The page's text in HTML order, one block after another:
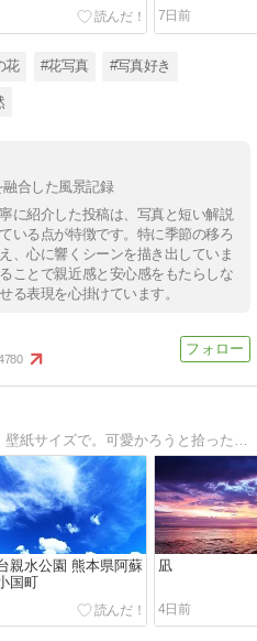
7日前
花 #花写真 #写真好き
合した風景記録
に紹介した投稿は、写真と短い解説
いる点が特徴です。特に季節の移ろ
、心に響くシーンを描き出していま
ことで親近感と安心感をもたらしな
る表現を心掛けています。
美しく懐かしい自然と猫を、壁紙サイズで。可愛かろうと拾った猫は猫又だった…。癒しをくれない猫ども残し、野へ山へ〜。
親水公園 熊本県阿蘇
国町
凪
4日前